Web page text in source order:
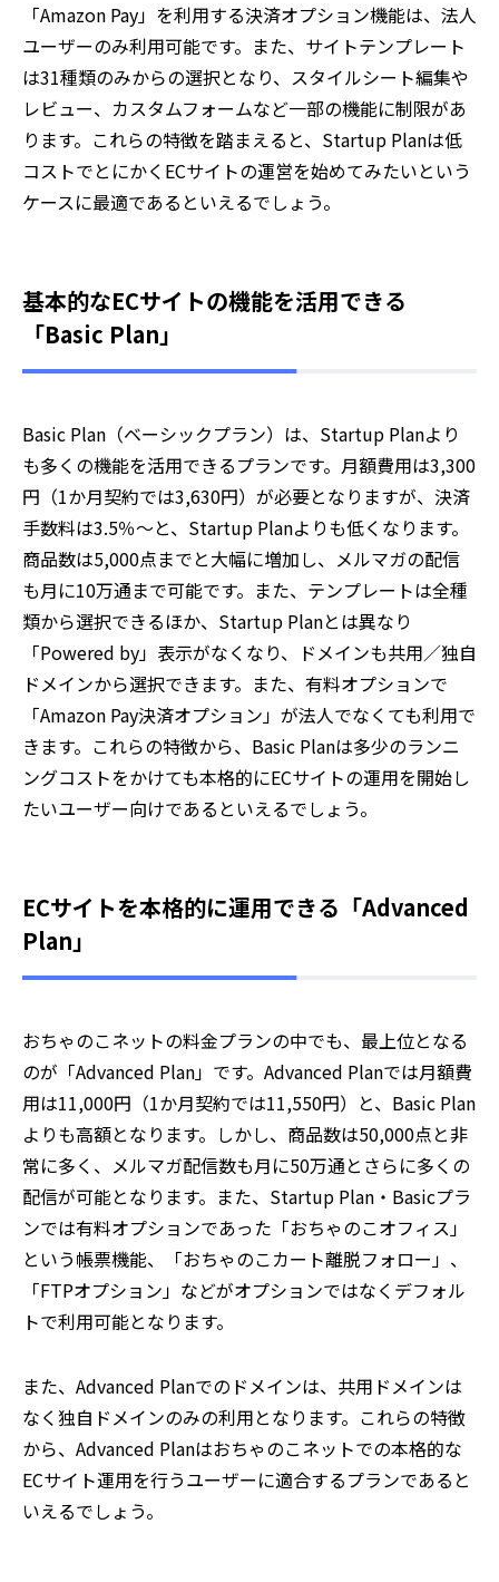
「Amazon Pay」を利用する決済オプション機能は、法人
ユーザーのみ利用可能です。また、サイトテンプレート
は31種類のみからの選択となり、スタイルシート編集や
レビュー、カスタムフォームなど一部の機能に制限があ
ります。これらの特徴を踏まえると、Startup Planは低
コストでとにかくECサイトの運営を始めてみたいという
ケースに最適であるといえるでしょう。
基本的なECサイトの機能を活用できる
「Basic Plan」
Basic Plan（ベーシックプラン）は、Startup Planより
も多くの機能を活用できるプランです。月額費用は3,300
円（1か月契約では3,630円）が必要となりますが、決済
手数料は3.5％〜と、Startup Planよりも低くなります。
商品数は5,000点までと大幅に増加し、メルマガの配信
も月に10万通まで可能です。また、テンプレートは全種
類から選択できるほか、Startup Planとは異なり
「Powered by」表示がなくなり、ドメインも共用／独自
ドメインから選択できます。また、有料オプションで
「Amazon Pay決済オプション」が法人でなくても利用で
きます。これらの特徴から、Basic Planは多少のランニ
ングコストをかけても本格的にECサイトの運用を開始し
たいユーザー向けであるといえるでしょう。
ECサイトを本格的に運用できる「Advanced
Plan」
おちゃのこネットの料金プランの中でも、最上位となる
のが「Advanced Plan」です。Advanced Planでは月額費
用は11,000円（1か月契約では11,550円）と、Basic Plan
よりも高額となります。しかし、商品数は50,000点と非
常に多く、メルマガ配信数も月に50万通とさらに多くの
配信が可能となります。また、Startup Plan・Basicプラ
ンでは有料オプションであった「おちゃのこオフィス」
という帳票機能、「おちゃのこカート離脱フォロー」、
「FTPオプション」などがオプションではなくデフォル
トで利用可能となります。
また、Advanced Planでのドメインは、共用ドメインは
なく独自ドメインのみの利用となります。これらの特徴
から、Advanced Planはおちゃのこネットでの本格的な
ECサイト運用を行うユーザーに適合するプランであると
いえるでしょう。